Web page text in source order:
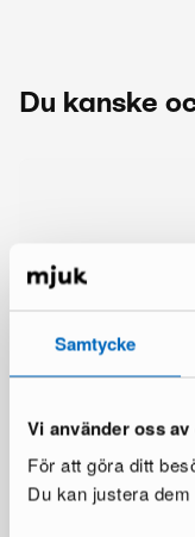
Samtycke
Vi använder oss
För att göra ditt
Du kan justera dem
Du kanske